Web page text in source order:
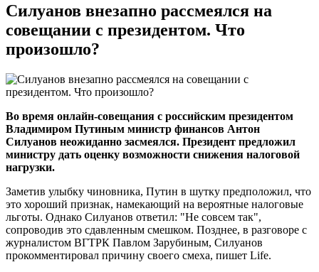
Силуанов внезапно рассмеялся на
совещании с президентом. Что
произошло?
Во время онлайн-совещания с российским президентом
Владимиром Путиным министр финансов Антон
Силуанов неожиданно засмеялся. Президент предложил
министру дать оценку возможности снижения налоговой
нагрузки.
Заметив улыбку чиновника, Путин в шутку предположил, что
это хороший признак, намекающий на вероятные налоговые
льготы. Однако Силуанов ответил: "Не совсем так",
сопроводив это сдавленным смешком. Позднее, в разговоре с
журналистом ВГТРК Павлом Зарубиным, Силуанов
прокомментировал причину своего смеха, пишет Life.